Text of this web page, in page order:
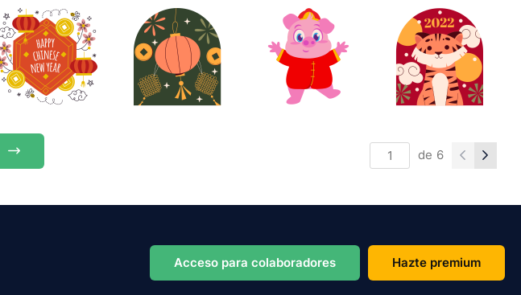
de 6
Acceso para colaboradores Hazte premium